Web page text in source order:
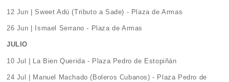
12 Jun | Sweet Adú (Tributo a Sade) - Plaza de Armas
26 Jun | Ismael Serrano - Plaza de Armas
JULIO
10 Jul | La Bien Querida - Plaza Pedro de Estopiñán
24 Jul | Manuel Machado (Boleros Cubanos) - Plaza Pedro de